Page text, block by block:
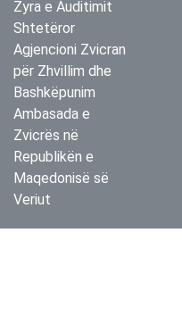
Zyra e Auditimit
Shtetëror
Agjencioni Zvicran
për Zhvillim dhe
Bashkëpunim
Ambasada e
Zvicrës në
Republikën e
Maqedonisë së
Veriut